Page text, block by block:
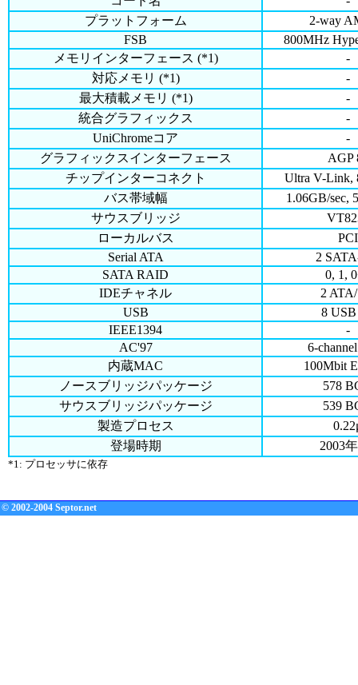
プラットフォーム
2-way
FSB
800MHz
メモリインターフェース (*1)
-
対応メモリ (*1)
-
最大積載メモリ (*1)
-
統合グラフィックス
-
UniChromeコア
-
グラフィックスインターフェース
AGP
チップインターコネクト
Ultra V-Link,
バス帯域幅
1.06GB/sec,
サウスブリッジ
ローカルバス
PCI
Serial ATA
2
SATA RAID
0, 1,
IDEチャネル
2
USB
8 USB
IEEE1394
-
AC'97
6-
内蔵MAC
100Mbit
ノースブリッジパッケージ
578
サウスブリッジパッケージ
539
製造プロセス
登場時期
2003
*1: プロセッサに依存
© 2002-2004 Septor.net